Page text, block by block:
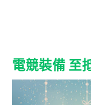
電競裝備 至